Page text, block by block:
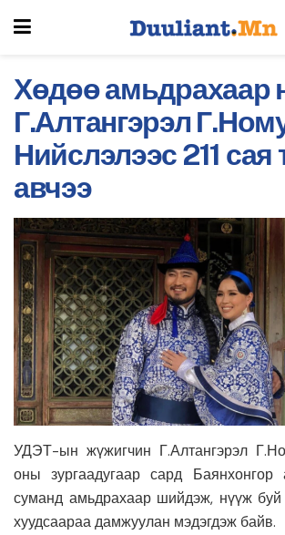
Хөдөө амьдрахаар
Г.Алтангэрэл
Нийслэлээс 211 сая
авчээ
УДЭТ-ын жүжигчин Г.Алтангэрэл
оны зургаадугаар сард Баянхонгор
суманд амьдрахаар шийдэж, нүүж буй
хуудсаараа дамжуулан мэдэгдэж байв.